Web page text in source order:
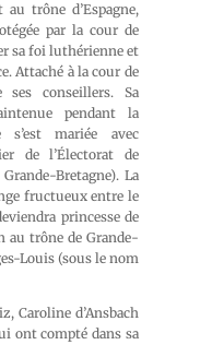
au trône d’Espagne,
par la cour de
sa foi luthérienne et
Attaché à la cour de
conseillers. Sa
pendant la
s’est mariée avec
de l’Électorat de
Bretagne). La
fructueux entre le
princesse de
au trône de Grande-
Louis (sous le nom
Caroline d’Ansbach
ont compté dans sa